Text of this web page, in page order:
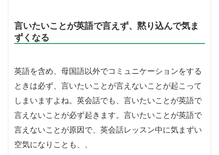
言いたいことが英語で言えず、黙り込んで気ま
ずくなる
英語を含め、母国語以外でコミュニケーションをする
ときは必ず、言いたいことが言えないことが起こって
しまいますよね。英会話でも、言いたいことが英語で
言えないことが必ず起きます。言いたいことが英語で
言えないことが原因で、英会話レッスン中に気まずい
空気になりことも、、